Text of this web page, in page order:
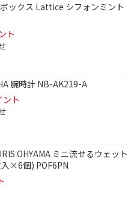
ックス Lattice シフォンミント
ト
腕時計 NB-AK219-A
ント
OHYAMA ミニ流せるウェット
×6個) POF6PN
ると、指定したワード
円~